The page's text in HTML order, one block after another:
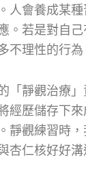
人會養成某
。若是對自
不理性的行為
靜觀治療
經歷儲存下
觀練習時
杏仁核好好